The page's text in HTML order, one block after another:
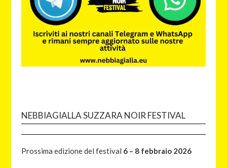
NEBBIAGIALLA SUZZARA NOIR FESTIVAL
Prossima edizione del festival 6 – 8 febbraio 2026